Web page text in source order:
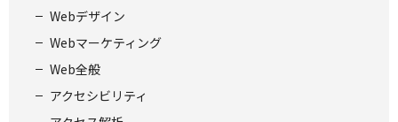
Webデザイン
Webマーケティング
Web全般
アクセシビリティ